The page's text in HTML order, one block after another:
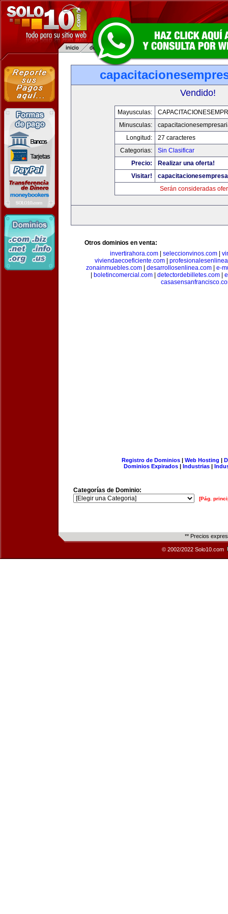
Vendido!
Mayusculas:
Minusculas:
Longitud:
27 caracteres
Categorias:
Sin Clasificar
Precio:
Realizar una oferta!
Visitar!
Serán consideradas
Otros dominios en venta:
invertirahora.com| seleccionvinos.com|
viviendaecoeficiente.com|
zonainmuebles.com| desarrollosenlinea.com| e-
boletincomercial.com detectordebilletes.com
Registro de Dominios| Web Hosting |
Dominios Expirados | Industrias |
Categorías de Dominio:
[Pág.
** Precios
© 2002/2022 Solo10.com